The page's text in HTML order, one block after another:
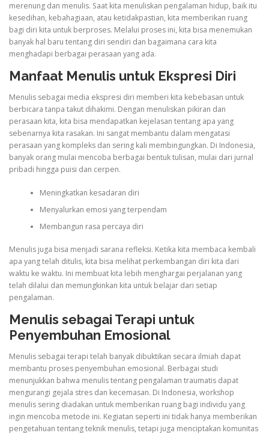
merenung dan menulis. Saat kita menuliskan pengalaman hidup, baik itu
kesedihan, kebahagiaan, atau ketidakpastian, kita memberikan ruang
bagi diri kita untuk berproses. Melalui proses ini, kita bisa menemukan
banyak hal baru tentang diri sendiri dan bagaimana cara kita
menghadapi berbagai perasaan yang ada.
Manfaat Menulis untuk Ekspresi Diri
Menulis sebagai media ekspresi diri memberi kita kebebasan untuk
berbicara tanpa takut dihakimi. Dengan menuliskan pikiran dan
perasaan kita, kita bisa mendapatkan kejelasan tentang apa yang
sebenarnya kita rasakan. Ini sangat membantu dalam mengatasi
perasaan yang kompleks dan sering kali membingungkan. Di Indonesia,
banyak orang mulai mencoba berbagai bentuk tulisan, mulai dari jurnal
pribadi hingga puisi dan cerpen.
Meningkatkan kesadaran diri
Menyalurkan emosi yang terpendam
Membangun rasa percaya diri
Menulis juga bisa menjadi sarana refleksi. Ketika kita membaca kembali
apa yang telah ditulis, kita bisa melihat perkembangan diri kita dari
waktu ke waktu. Ini membuat kita lebih menghargai perjalanan yang
telah dilalui dan memungkinkan kita untuk belajar dari setiap
pengalaman.
Menulis sebagai Terapi untuk
Penyembuhan Emosional
Menulis sebagai terapi telah banyak dibuktikan secara ilmiah dapat
membantu proses penyembuhan emosional. Berbagai studi
menunjukkan bahwa menulis tentang pengalaman traumatis dapat
mengurangi gejala stres dan kecemasan. Di Indonesia, workshop
menulis sering diadakan untuk memberikan ruang bagi individu yang
ingin mencoba metode ini. Kegiatan seperti ini tidak hanya memberikan
pengetahuan tentang teknik menulis, tetapi juga menciptakan komunitas